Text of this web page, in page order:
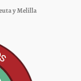
y Melilla